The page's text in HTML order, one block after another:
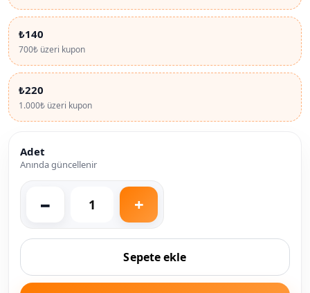
₺140
700₺ üzeri kupon
₺220
1.000₺ üzeri kupon
Adet
Anında güncellenir
Sepete ekle